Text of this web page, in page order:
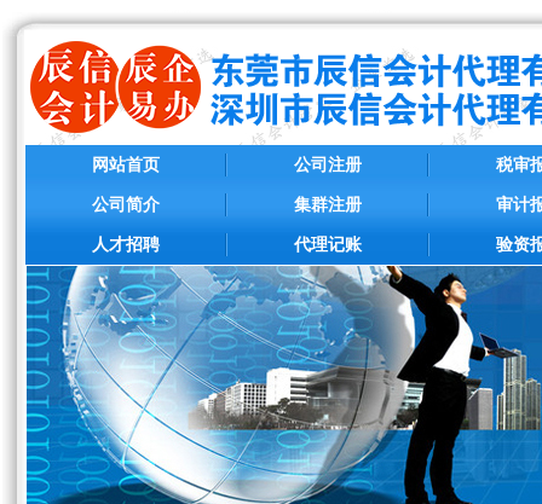
网站首页
公司简介
人才招聘
公司注册
集群注册
代理记账
税审
审计
验资